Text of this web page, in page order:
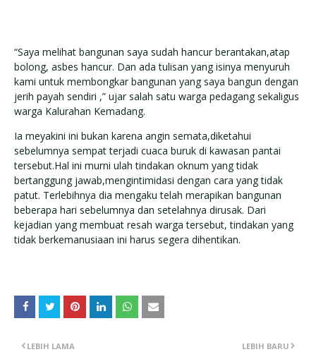
“Saya melihat bangunan saya sudah hancur berantakan,atap
bolong, asbes hancur. Dan ada tulisan yang isinya menyuruh
kami untuk membongkar bangunan yang saya bangun dengan
jerih payah sendiri ,” ujar salah satu warga pedagang sekaligus
warga Kalurahan Kemadang.
Ia meyakini ini bukan karena angin semata,diketahui
sebelumnya sempat terjadi cuaca buruk di kawasan pantai
tersebut.Hal ini murni ulah tindakan oknum yang tidak
bertanggung jawab,mengintimidasi dengan cara yang tidak
patut. Terlebihnya dia mengaku telah merapikan bangunan
beberapa hari sebelumnya dan setelahnya dirusak. Dari
kejadian yang membuat resah warga tersebut, tindakan yang
tidak berkemanusiaan ini harus segera dihentikan.
LEBIH BARU
LEBIH LAMA